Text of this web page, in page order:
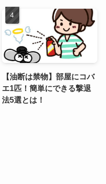
【油断は禁物】部屋にコバ
エ1匹！簡単にできる撃退
法5選とは！